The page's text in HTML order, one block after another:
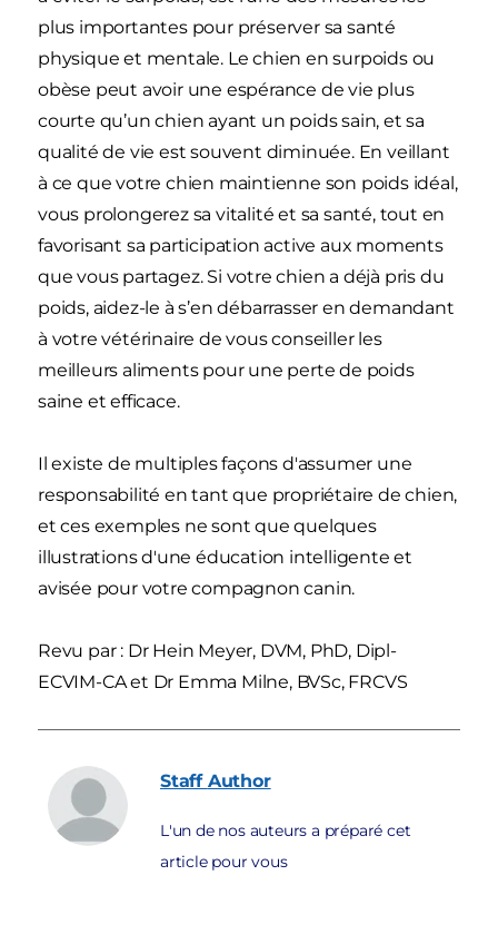
plus importantes pour préserver sa santé
physique et mentale. Le chien en surpoids ou
obèse peut avoir une espérance de vie plus
courte qu’un chien ayant un poids sain, et sa
qualité de vie est souvent diminuée. En veillant
à ce que votre chien maintienne son poids idéal,
vous prolongerez sa vitalité et sa santé, tout en
favorisant sa participation active aux moments
que vous partagez. Si votre chien a déjà pris du
poids, aidez-le à s’en débarrasser en demandant
à votre vétérinaire de vous conseiller les
meilleurs aliments pour une perte de poids
saine et efficace.
Il existe de multiples façons d'assumer une
responsabilité en tant que propriétaire de chien,
et ces exemples ne sont que quelques
illustrations d'une éducation intelligente et
avisée pour votre compagnon canin.
Revu par : Dr Hein Meyer, DVM, PhD, Dipl-
ECVIM-CA et Dr Emma Milne, BVSc, FRCVS
Staff Author
L'un de nos auteurs a préparé cet
article pour vous